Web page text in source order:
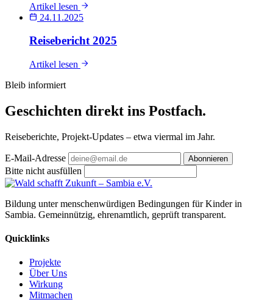
Artikel lesen
24.11.2025
Reisebericht 2025
Artikel lesen
Bleib informiert
Geschichten direkt ins Postfach.
Reiseberichte, Projekt-Updates – etwa viermal im Jahr.
E-Mail-Adresse Abonnieren
Bitte nicht ausfüllen
Bildung unter menschenwürdigen Bedingungen für Kinder in
Sambia. Gemeinnützig, ehrenamtlich, geprüft transparent.
Quicklinks
Projekte
Über Uns
Wirkung
Mitmachen